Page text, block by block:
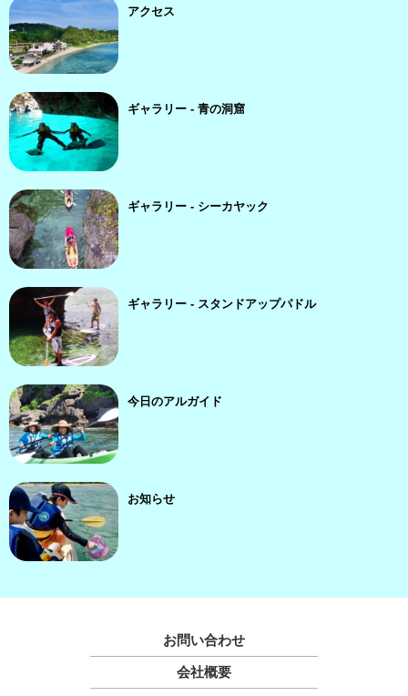
アクセス
ギャラリー - 青の洞窟
ギャラリー - シーカヤック
ギャラリー - スタンドアップパドル
今日のアルガイド
お知らせ
お問い合わせ
会社概要